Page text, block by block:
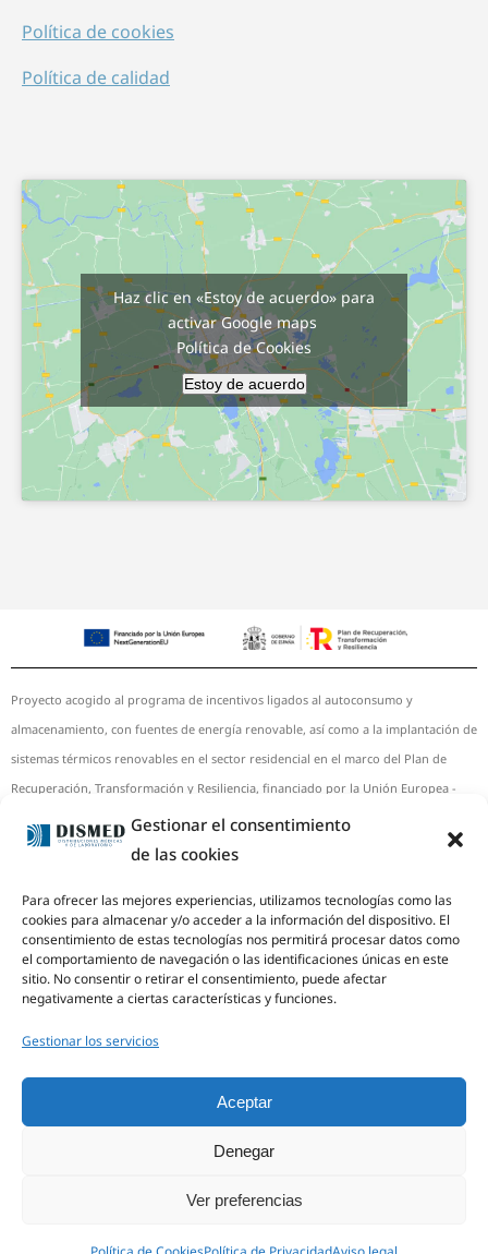
Gestionar el consentimiento
de las cookies
Para ofrecer las mejores experiencias, utilizamos tecnologías como las
cookies para almacenar y/o acceder a la información del dispositivo. El
consentimiento de estas tecnologías nos permitirá procesar datos como
el comportamiento de navegación o las identificaciones únicas en este
sitio. No consentir o retirar el consentimiento, puede afectar
negativamente a ciertas características y funciones.
Gestionar los servicios
Aceptar
Denegar
Ver preferencias
Política de cookies
Política de calidad
Haz clic en «Estoy de acuerdo» para
activar Google maps
Política de Cookies
Estoy de acuerdo
Proyecto acogido al programa de incentivos ligados al autoconsumo y
almacenamiento, con fuentes de energía renovable, así como a la implantación de
sistemas térmicos renovables en el sector residencial en el marco del Plan de
Recuperación, Transformación y Resiliencia, financiado por la Unión Europea -
Beneficiario: DISMED, S.A.
Importe de la ayuda: 3.478,02 €
Potencia (kW): 10
Capacidad de almacenamiento (kWh): NO HAY
Real Decreto 477/2021, de 29 de junio